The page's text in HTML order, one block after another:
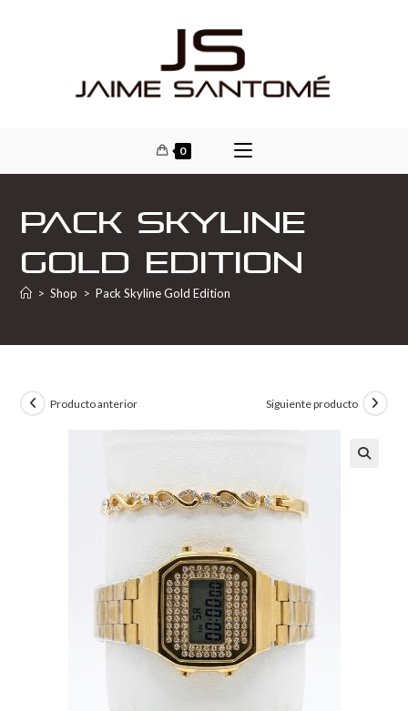
0
Pack Skyline
Gold Edition
> Shop > Pack Skyline Gold Edition
Producto anterior Siguiente producto